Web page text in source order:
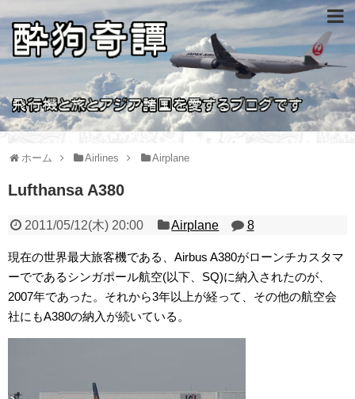
ホーム Airlines Airplane
Lufthansa A380
2011/05/12(木) 20:00 Airplane 8
現在の世界最大旅客機である、Airbus A380がローンチカスタマ
ーでであるシンガポール航空(以下、SQ)に納入されたのが、
2007年であった。それから3年以上が経って、その他の航空会
社にもA380の納入が続いている。